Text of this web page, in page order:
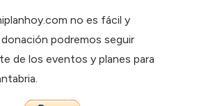
no es fácil y
podremos seguir
de los eventos y planes para